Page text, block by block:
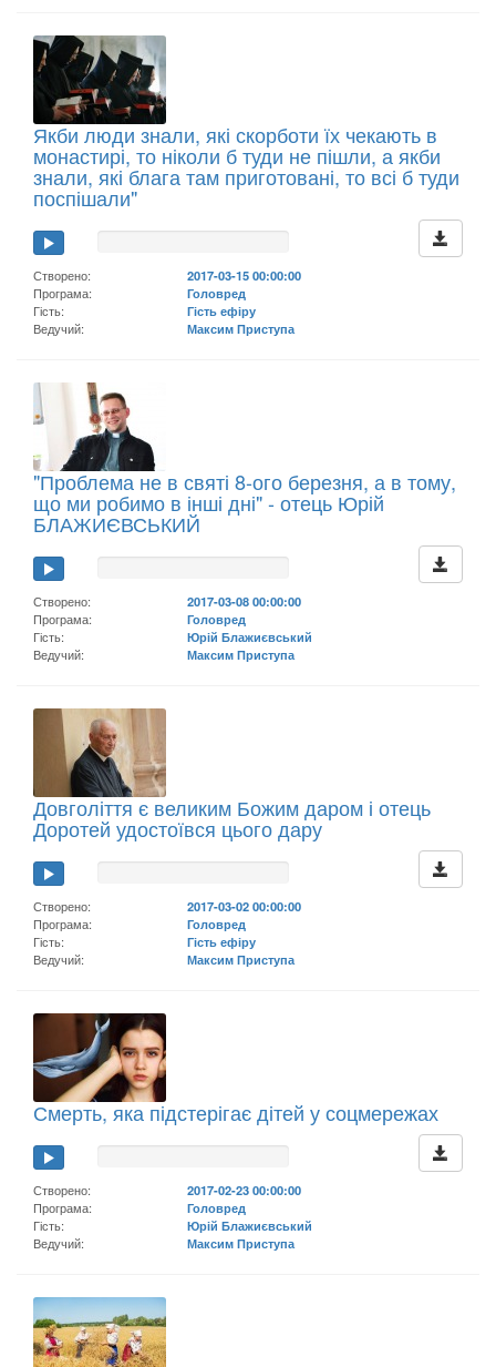
Якби люди знали, які скорботи їх чекають в
монастирі, то ніколи б туди не пішли, а якби
знали, які блага там приготовані, то всі б туди
поспішали"
Створено:
2017-03-15 00:00:00
Програма:
Головред
Гість:
Гість ефіру
Ведучий:
Максим Приступа
"Проблема не в святі 8-ого березня, а в тому,
що ми робимо в інші дні" - отець Юрій
БЛАЖИЄВСЬКИЙ
Створено:
2017-03-08 00:00:00
Програма:
Головред
Гість:
Юрій Блажиєвський
Ведучий:
Максим Приступа
Довголіття є великим Божим даром і отець
Доротей удостоївся цього дару
Створено:
2017-03-02 00:00:00
Програма:
Головред
Гість:
Гість ефіру
Ведучий:
Максим Приступа
Смерть, яка підстерігає дітей у соцмережах
Створено:
2017-02-23 00:00:00
Програма:
Головред
Гість:
Юрій Блажиєвський
Ведучий:
Максим Приступа